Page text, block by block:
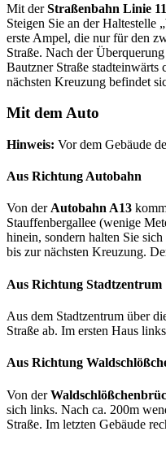
Mit derStraßenbahn Linie 11
Steigen Sie an der Haltestelle
erste Ampel, die nur für den
Straße. Nach der
Bautzner Straße stadteinwärts
nächsten Kreuzung befindet
Mit dem Auto
Hinweis: Vor dem Gebäude
Aus Richtung Autobahn
Von derAutobahn A13
Stauffenbergallee (wenige
hinein, sondern halten Sie
bis zur nächsten Kreuzung.
Aus Richtung Stadtzentrum
Aus dem Stadtzentrum über
Straße ab. Im ersten Haus
Aus Richtung
Von der
sich links. Nach ca. 200m
Straße. Im letzten Gebäude